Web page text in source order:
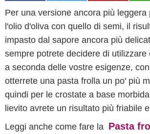
Per una versione ancora più leggera
l'olio d'oliva con quello di semi, il
impasto dal sapore ancora più
sempre potrete decidere di utilizzare
a seconda delle vostre esigenze,
otterrete una pasta frolla un po' più
quindi per le crostate a base
lievito avrete un risultato più friabile
Leggi anche come fare la Pasta